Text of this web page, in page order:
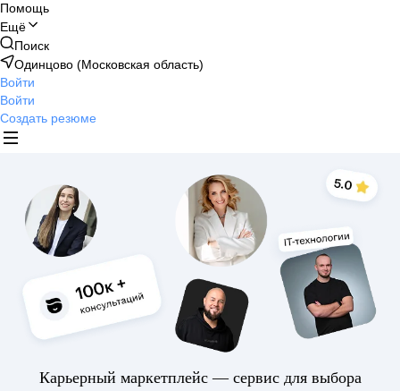
Помощь
Ещё
Поиск
Одинцово (Московская область)
Войти
Войти
Создать резюме
Карьерный маркетплейс — сервис для выбора